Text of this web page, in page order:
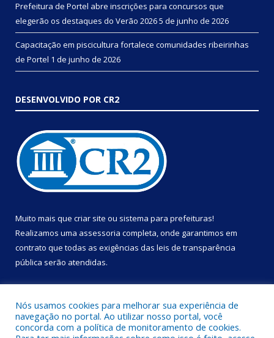
Prefeitura de Portel abre inscrições para concursos que
elegerão os destaques do Verão 20265 de junho de 2026
Capacitação em piscicultura fortalece comunidades ribeirinhas
de Portel 1 de junho de 2026
DESENVOLVIDO POR CR2
Muito mais que criar site ou sistema para prefeituras!
Realizamos uma assessoria completa, onde garantimos em
contrato que todas as exigências das leis de transparência
pública serão atendidas.
Nós usamos cookies para melhorar sua experiência de
navegação no portal. Ao utilizar nosso portal, você
concorda com a política de monitoramento de cookies.